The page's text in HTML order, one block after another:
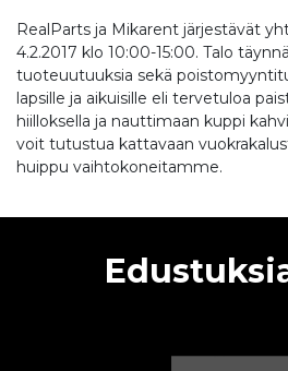
RealParts ja Mikarent järjestävät
4.2.2017 klo 10:00-15:00. Talo
tuoteuutuuksia sekä
lapsille ja aikuisille eli tervetuloa
hiilloksella ja nauttimaan kuppi
voit tutustua kattavaan
huippu vaihtokoneitamme.